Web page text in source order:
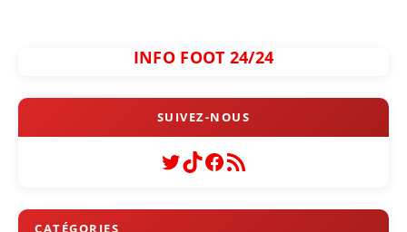
INFO FOOT 24/24
Twitter
TikTok
Facebook
Flux RSS